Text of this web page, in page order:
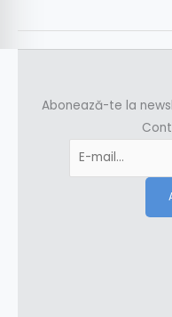
Abonează-te la